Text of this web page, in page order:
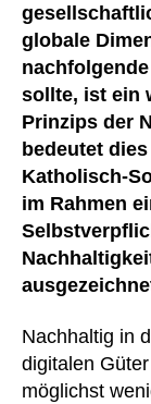
globale
sollte, ist ein
Prinzips der
bedeutet
Katholisch-
im Rahmen
Nachhaltig in
digitalen
möglichst